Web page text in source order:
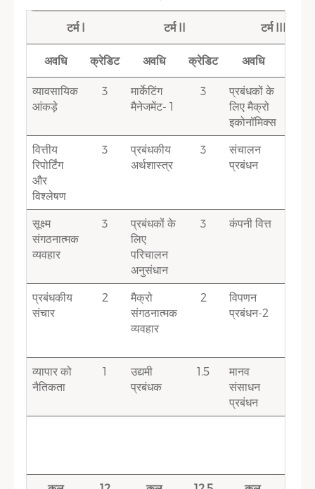
टर्म I टर्म II टर्म III
अवधि क्रेडिट अवधि क्रेडिट अवधि
व्यावसायिक
आंकड़े
3
मार्केटिंग
मैनेजमेंट- 1
3
प्रबंधकों के
लिए मैक्रो
इकोनॉमिक्स
वित्तीय
रिपोर्टिंग
और
विश्लेषण
3
प्रबंधकीय
अर्थशास्त्र
3
संचालन
प्रबंधन
सूक्ष्म
संगठनात्मक
व्यवहार
3
प्रबंधकों के
लिए
परिचालन
अनुसंधान
3 कंपनी वित्त
प्रबंधकीय
संचार
2
मैक्रो
संगठनात्मक
व्यवहार
2
विपणन
प्रबंधन-2
व्यापार को
नैतिकता
1
उद्यमी
प्रबंधक
1.5
मानव
संसाधन
प्रबंधन